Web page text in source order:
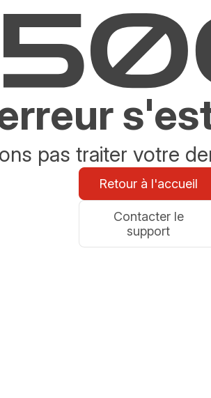
pas traiter votre
Retour à l'accueil
Contacter le
support